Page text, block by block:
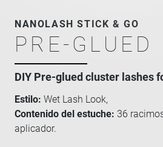
NANOLASH STICK & GO
PRE-GLUED
DIY Pre-glued cluster lashes
Estilo: Wet Lash Look,
Contenido del estuche: 36
aplicador.